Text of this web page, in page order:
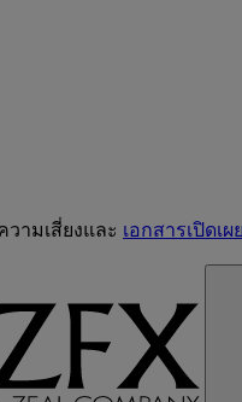
ามเสี่ยงและ เอกสารเปิดเ